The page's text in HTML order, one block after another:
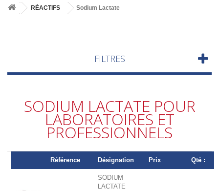
RÉACTIFS Sodium Lactate
FILTRES
SODIUM LACTATE POUR
LABORATOIRES ET
PROFESSIONNELS
Référence Désignation Prix Qté :
SODIUM
LACTATE